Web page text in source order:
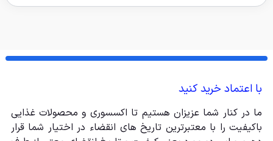
است که می تواند درد و التهاب مفاصل و عضلات را کاهش
قهوه فوری برای کاهش فشار خون و بهبود سطح کلسترول
شناخته شده است. بنابراین دفعه بعد که در خلق و خوی
با اعتماد خرید کنید
ما در کنار شما عزیزان هستیم تا اکسسوری و محصولات غذایی
باکیفیت را با معتبرترین تاریخ های انقضاء در اختیار شما قرار